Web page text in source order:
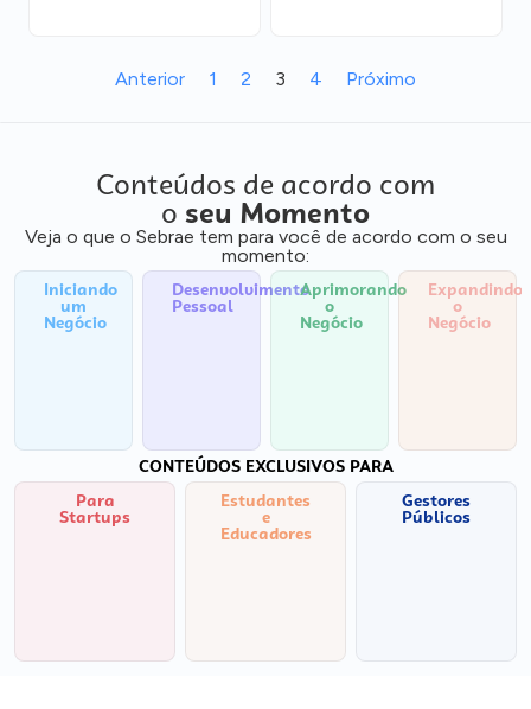
Anterior 1 2 3 4 Próximo
Conteúdos de acordo com
o seu Momento
Veja o que o Sebrae tem para você de acordo com o seu
momento:
Iniciando
um
Negócio
Desenvolvimento
Pessoal
Aprimorando
o
Negócio
Expandindo
o
Negócio
CONTEÚDOS EXCLUSIVOS PARA
Para
Startups
Estudantes
e
Educadores
Gestores
Públicos